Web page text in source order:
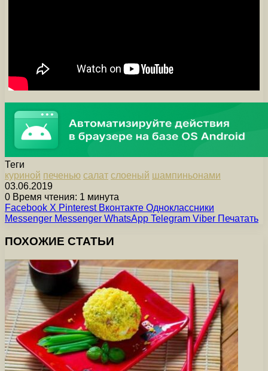
Теги
куриной печенью салат слоеный шампиньонами
03.06.2019
0 Время чтения: 1 минута
Facebook X Pinterest Вконтакте Одноклассники
Messenger Messenger WhatsApp Telegram Viber Печатать
ПОХОЖИЕ СТАТЬИ